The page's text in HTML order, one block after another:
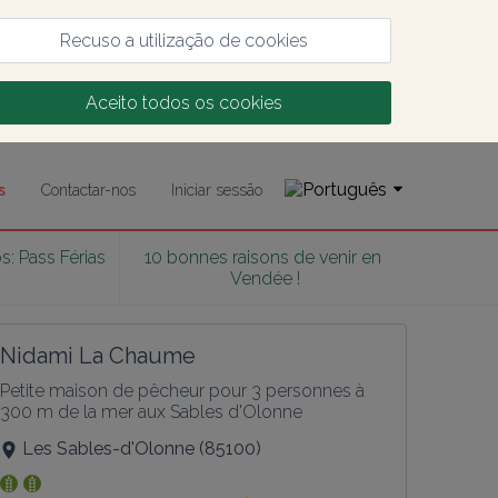
Recuso a utilização de cookies
Aceito todos os cookies
Contactar-nos Iniciar sessão
Pass Férias
10 bonnes raisons de venir en
Vendée !
Nidami La Chaume
Petite maison de pêcheur pour 3 personnes à
300 m de la mer aux Sables d'Olonne
Les Sables-d'Olonne (85100)